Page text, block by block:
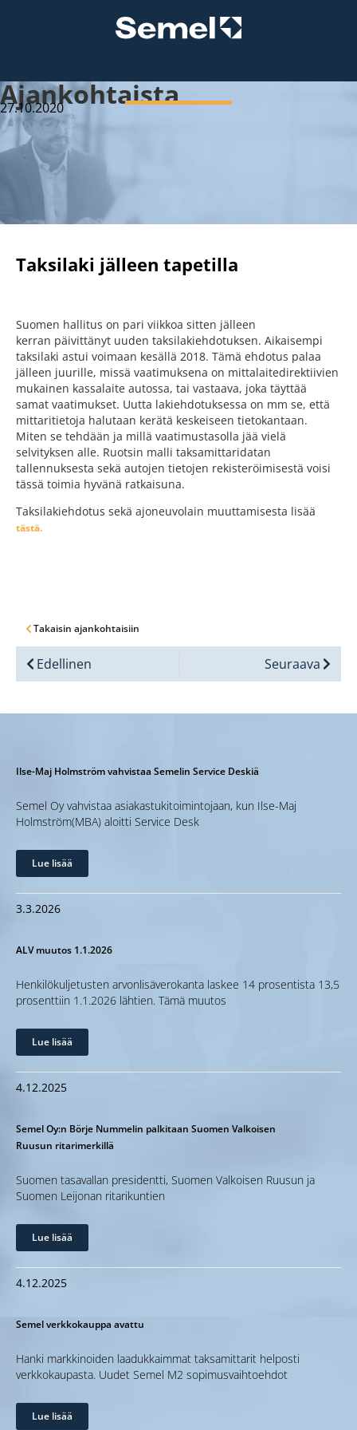
Ajankohtaista
27.10.2020
Taksilaki jälleen tapetilla
Suomen hallitus on pari viikkoa sitten jälleen
kerran päivittänyt uuden taksilakiehdotuksen. Aikaisempi
taksilaki astui voimaan kesällä 2018. Tämä ehdotus palaa
jälleen juurille, missä vaatimuksena on mittalaitedirektiivien
mukainen kassalaite autossa, tai vastaava, joka täyttää
samat vaatimukset. Uutta lakiehdotuksessa on mm se, että
mittaritietoja halutaan kerätä keskeiseen tietokantaan.
Miten se tehdään ja millä vaatimustasolla jää vielä
selvityksen alle. Ruotsin malli taksamittaridatan
tallennuksesta sekä autojen tietojen rekisteröimisestä voisi
tässä toimia hyvänä ratkaisuna.
Taksilakiehdotus sekä ajoneuvolain muuttamisesta lisää
tästä.
Takaisin ajankohtaisiin
Edellinen Seuraava
Ilse-Maj Holmström vahvistaa Semelin Service Deskiä
Semel Oy vahvistaa asiakastukitoimintojaan, kun Ilse-Maj
Holmström(MBA) aloitti Service Desk
Lue lisää
3.3.2026
ALV muutos 1.1.2026
Henkilökuljetusten arvonlisäverokanta laskee 14 prosentista 13,5
prosenttiin 1.1.2026 lähtien. Tämä muutos
Lue lisää
4.12.2025
Semel Oy:n Börje Nummelin palkitaan Suomen Valkoisen
Ruusun ritarimerkillä
Suomen tasavallan presidentti, Suomen Valkoisen Ruusun ja
Suomen Leijonan ritarikuntien
Lue lisää
4.12.2025
Semel verkkokauppa avattu
Hanki markkinoiden laadukkaimmat taksamittarit helposti
verkkokaupasta. Uudet Semel M2 sopimusvaihtoehdot
Lue lisää